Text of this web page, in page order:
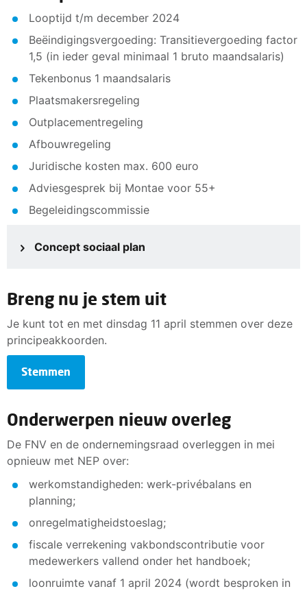
Looptijd t/m december 2024
Beëindigingsvergoeding: Transitievergoeding factor
1,5 (in ieder geval minimaal 1 bruto maandsalaris)
Tekenbonus 1 maandsalaris
Plaatsmakersregeling
Outplacementregeling
Afbouwregeling
Juridische kosten max. 600 euro
Adviesgesprek bij Montae voor 55+
Begeleidingscommissie
Concept sociaal plan
Breng nu je stem uit
Je kunt tot en met dinsdag 11 april stemmen over deze
principeakkoorden.
Stemmen
Onderwerpen nieuw overleg
De FNV en de ondernemingsraad overleggen in mei
opnieuw met NEP over:
werkomstandigheden: werk-privébalans en
planning;
onregelmatigheidstoeslag;
fiscale verrekening vakbondscontributie voor
medewerkers vallend onder het handboek;
loonruimte vanaf 1 april 2024 (wordt besproken in